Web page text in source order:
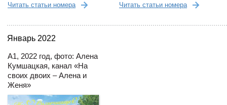
Читать статьи номера Читать статьи номера
Январь 2022
А1, 2022 год, фото: Алена
Кумшацкая, канал «На
своих двоих – Алена и
Женя»